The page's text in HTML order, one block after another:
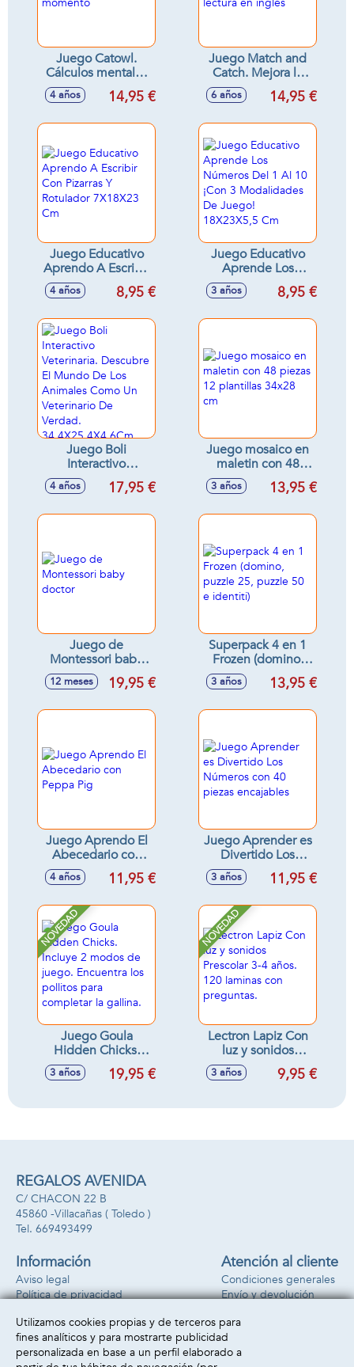
Juego Catowl.
Cálculos mentales
al momento
4 años 14,95 €
Juego Match and
Catch. Mejora la
lectura en inglés
6 años 14,95 €
Juego Educativo
Aprendo A Escribir
Con Pizarras Y
Rotulador 7X18X23
4 años 8,95 €
Juego Educativo
Aprende Los
Números Del 1 Al
10 ¡Con 3
Juego! 18X23X5,5
3 años 8,95 €
Juego Boli
Interactivo
Veterinaria.
Descubre El
Animales Como Un
34,4X25,4X4,6Cm
4 años 17,95 €
Juego mosaico en
maletin con 48
piezas 12 plantillas
34x28 cm
3 años 13,95 €
Juego de
Montessori baby
doctor
12 meses 19,95 €
Superpack 4 en 1
Frozen (domino,
puzzle 25, puzzle
50 e identiti)
3 años 13,95 €
Juego Aprendo El
Abecedario con
Peppa Pig
4 años 11,95 €
Juego Aprender es
Divertido Los
Números con 40
piezas encajables
3 años 11,95 €
NOVEDAD
Juego Goula
Hidden Chicks.
Incluye 2 modos de
juego. Encuentra
completar la
3 años 19,95 €
NOVEDAD
Lectron Lapiz Con
luz y sonidos
Prescolar 3-4 años.
120 laminas con
3 años 9,95 €
REGALOS AVENIDA
C/ CHACON 22 B
45860 -Villacañas ( Toledo )
669493499
Información
Aviso legal
Política de privacidad
Atención al cliente
Condiciones generales
Envío y devolución
Formas de pago
Utilizamos cookies propias y de terceros para
fines analíticos y para mostrarte publicidad
personalizada en base a un perfil elaborado a